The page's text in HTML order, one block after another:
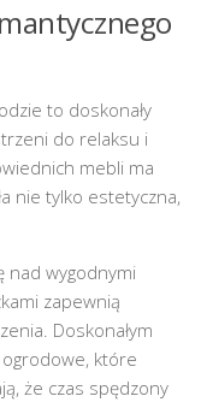
to doskonały
do relaksu i
mebli ma
nie tylko estetyczna,
nad wygodnymi
zapewnią
Doskonałym
które
że czas spędzony